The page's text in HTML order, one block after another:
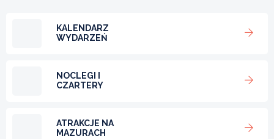
KALENDARZ
WYDARZEŃ
NOCLEGI I
CZARTERY
ATRAKCJE NA
MAZURACH